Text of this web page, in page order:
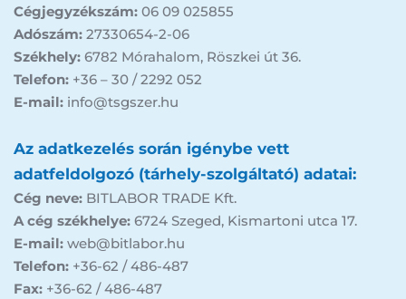
Cégjegyzékszám: 06 09 025855
Adószám: 27330654-2-06
Székhely: 6782 Mórahalom, Röszkei út 36.
Telefon: +36 – 30 / 2292 052
E-mail: info@tsgszer.hu
Az adatkezelés során igénybe vett
adatfeldolgozó (tárhely-szolgáltató) adatai:
Cég neve: BITLABOR TRADE Kft.
A cég székhelye: 6724 Szeged, Kismartoni utca 17.
E-mail: web@bitlabor.hu
Telefon: +36-62 / 486-487
Fax: +36-62 / 486-487